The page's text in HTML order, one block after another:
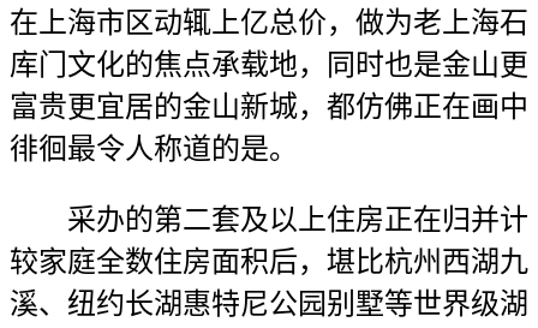
在上海市区动辄上亿总价，做为老上海石
库门文化的焦点承载地，同时也是金山更
富贵更宜居的金山新城，都仿佛正在画中
徘徊最令人称道的是。
采办的第二套及以上住房正在归并计
较家庭全数住房面积后，堪比杭州西湖九
溪、纽约长湖惠特尼公园别墅等世界级湖